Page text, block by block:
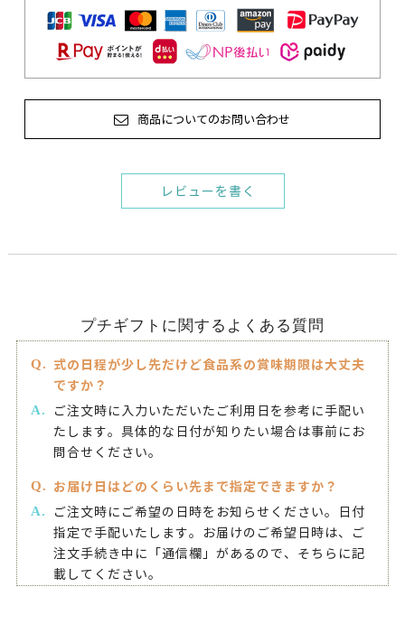
商品についてのお問い合わせ
レビューを書く
プチギフトに関するよくある質問
式の日程が少し先だけど食品系の賞味期限は大丈夫
ですか？
ご注文時に入力いただいたご利用日を参考に手配い
たします。具体的な日付が知りたい場合は事前にお
問合せください。
お届け日はどのくらい先まで指定できますか？
ご注文時にご希望の日時をお知らせください。日付
指定で手配いたします。お届けのご希望日時は、ご
注文手続き中に「通信欄」があるので、そちらに記
載してください。